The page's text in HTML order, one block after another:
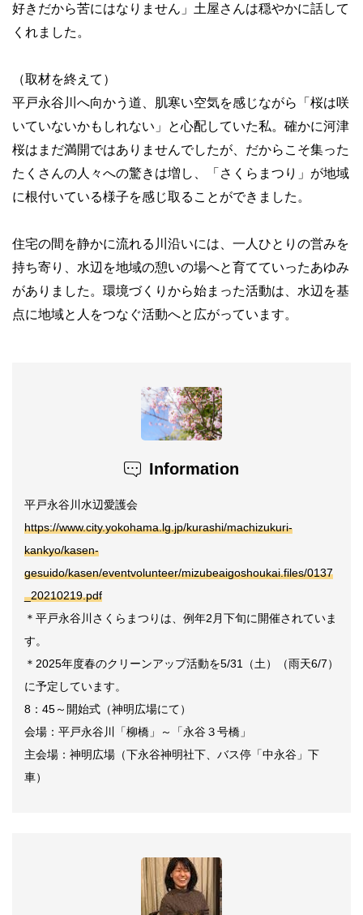
好きだから苦にはなりません」土屋さんは穏やかに話して
くれました。
（取材を終えて）
平戸永谷川へ向かう道、肌寒い空気を感じながら「桜は咲
いていないかもしれない」と心配していた私。確かに河津
桜はまだ満開ではありませんでしたが、だからこそ集った
たくさんの人々への驚きは増し、「さくらまつり」が地域
に根付いている様子を感じ取ることができました。
住宅の間を静かに流れる川沿いには、一人ひとりの営みを
持ち寄り、水辺を地域の憩いの場へと育てていったあゆみ
がありました。環境づくりから始まった活動は、水辺を基
点に地域と人をつなぐ活動へと広がっています。
Information
平戸永谷川水辺愛護会
https://www.city.yokohama.lg.jp/kurashi/machizukuri-
kankyo/kasen-
gesuido/kasen/eventvolunteer/mizubeaigoshoukai.files/0137
_20210219.pdf
＊平戸永谷川さくらまつりは、例年2月下旬に開催されていま
す。
＊2025年度春のクリーンアップ活動を5/31（土）（雨天6/7）
に予定しています。
8：45～開始式（神明広場にて）
会場：平戸永谷川「柳橋」～「永谷３号橋」
主会場：神明広場（下永谷神明社下、バス停「中永谷」下
車）